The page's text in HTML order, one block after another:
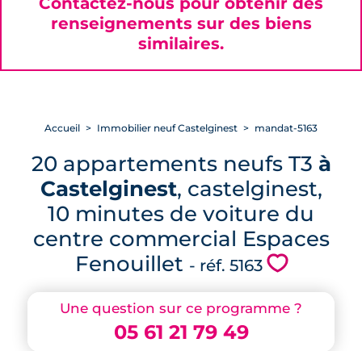
Une question sur ce programme ?
05 61 21 79 49
Accueil Immobilier neuf Castelginest mandat-5163
20 appartements neufs T3 à
Castelginest, castelginest,
10 minutes de voiture du
centre commercial Espaces
Fenouillet - réf. 5163 💗
renseignements sur des biens
similaires.